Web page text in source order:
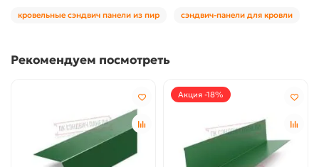
кровельные сэндвич панели из пир сэндвич-панели для кровли
Рекомендуем посмотреть
Акция -18%